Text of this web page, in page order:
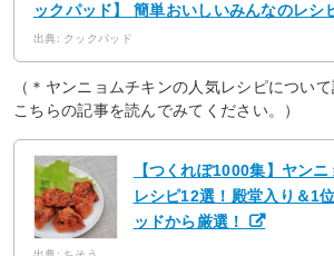
ックパッド】 簡単おいしいみんなのレシ
出典: クックパッド
（＊ヤンニョムチキンの人気レシピについ
こちらの記事を読んでみてください。）
【つくれぽ1000集】ヤン
レシピ12選！殿堂入り＆1
ッドから厳選！